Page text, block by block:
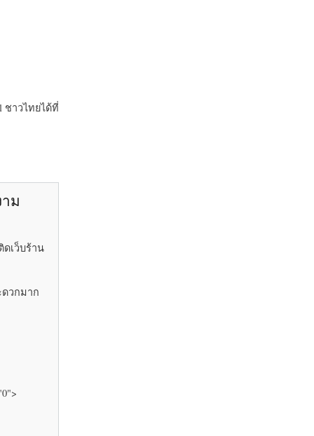
ชาวไทยได้ที่
ม
เว็บร้าน
ดวกมาก